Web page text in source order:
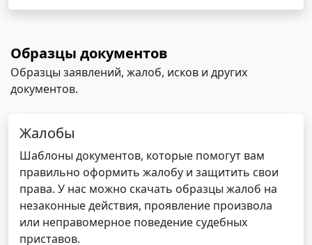
Образцы документов
Образцы заявлений, жалоб, исков и других
документов.
Жалобы
Шаблоны документов, которые помогут вам
правильно оформить жалобу и защитить свои
права. У нас можно скачать образцы жалоб на
незаконные действия, проявление произвола
или неправомерное поведение судебных
приставов.